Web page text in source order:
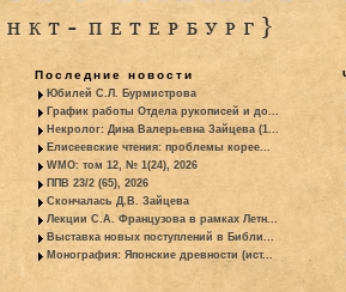
Последние новости
Юбилей С.Л. Бурмистрова
График работы Отдела рукописей и до...
Некролог: Дина Валерьевна Зайцева (1...
Елисеевские чтения: проблемы корее...
WMO: том 12, № 1(24), 2026
ППВ 23/2 (65), 2026
Скончалась Д.В. Зайцева
Лекции С.А. Французова в рамках Летн...
Выставка новых поступлений в Библи...
Монография: Японские древности (ист...